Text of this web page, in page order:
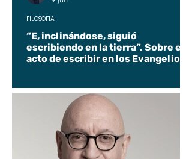
“E, inclinándose, siguió
escribiendo en la tierra”. Sobre el
acto de escribir en los Evangelios.
FILOSOFÍA